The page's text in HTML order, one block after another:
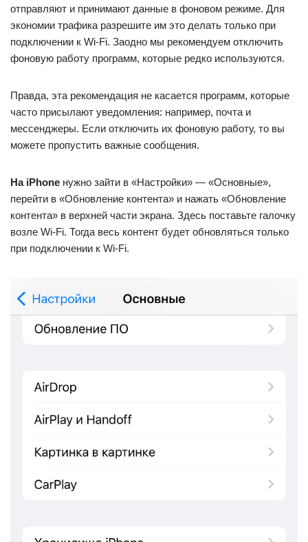
отправляют и принимают данные в фоновом режиме. Для
экономии трафика разрешите им это делать только при
подключении к Wi-Fi. Заодно мы рекомендуем отключить
фоновую работу программ, которые редко используются.
Правда, эта рекомендация не касается программ, которые
часто присылают уведомления: например, почта и
мессенджеры. Если отключить их фоновую работу, то вы
можете пропустить важные сообщения.
На iPhone нужно зайти в «Настройки» — «Основные»,
перейти в «Обновление контента» и нажать «Обновление
контента» в верхней части экрана. Здесь поставьте галочку
возле Wi-Fi. Тогда весь контент будет обновляться только
при подключении к Wi-Fi.